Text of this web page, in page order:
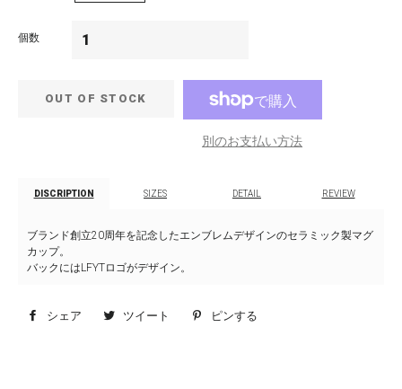
個数
OUT OF STOCK
別のお支払い方法
DISCRIPTION SIZES DETAIL REVIEW
ブランド創立20周年を記念したエンブレムデザインのセラミック製マグ
カップ。
バックにはLFYTロゴがデザイン。
シェア
Facebookツイート
Twitterピンする